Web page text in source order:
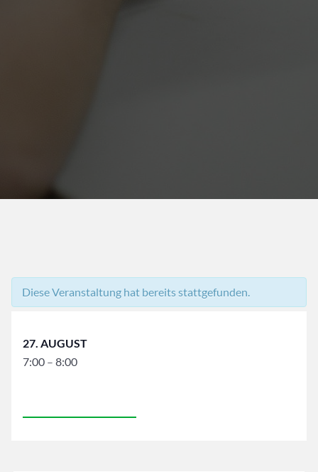
Diese Veranstaltung hat bereits stattgefunden.
27. AUGUST
7:00 – 8:00